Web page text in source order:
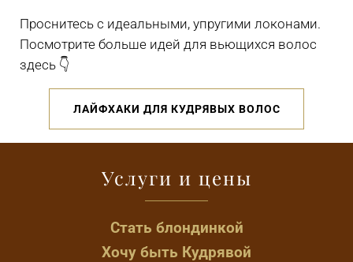
Проснитесь с идеальными, упругими локонами.
Посмотрите больше идей для вьющихся волос
здесь 👇
ЛАЙФХАКИ ДЛЯ КУДРЯВЫХ ВОЛОС
Услуги и цены
Стать блондинкой
Хочу быть Кудрявой